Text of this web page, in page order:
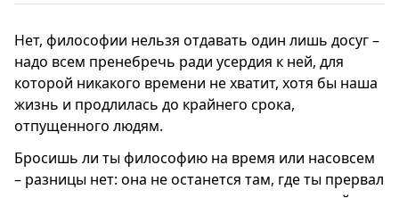
Нет, философии нельзя отдавать один лишь досуг –
надо всем пренебречь ради усердия к ней, для
которой никакого времени не хватит, хотя бы наша
жизнь и продлилась до крайнего срока,
отпущенного людям.
Бросишь ли ты философию на время или насовсем
– разницы нет: она не останется там, где ты прервал